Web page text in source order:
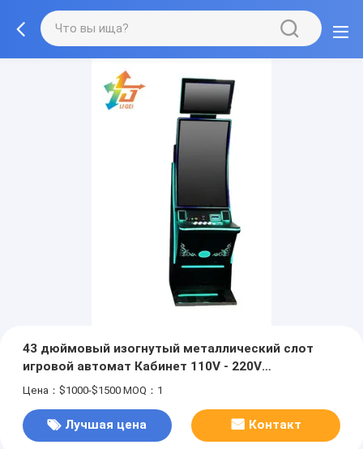
43 дюймовый изогнутый металлический слот
игровой автомат Кабинет 110V - 220V
видеоигровые машины
Цена：$1000-$1500 MOQ：1
Лучшая цена Контакт